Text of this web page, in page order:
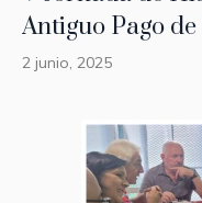
Antiguo Pago
2 junio, 2025